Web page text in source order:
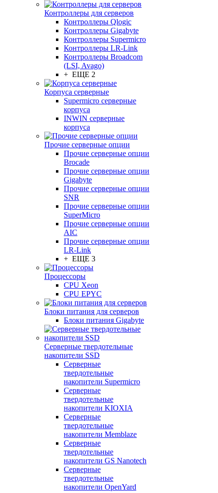
Контроллеры для серверов
Контроллеры Qlogic
Контроллеры Gigabyte
Контроллеры Supermicro
Контроллеры LR-Link
Контроллеры Broadcom
(LSI, Avago)
+ ЕЩЕ 2
Корпуса серверные
Supermicro серверные
корпуса
INWIN серверные
корпуса
Прочие серверные опции
Прочие серверные опции
Brocade
Прочие серверные опции
Gigabyte
Прочие серверные опции
SNR
Прочие серверные опции
SuperMicro
Прочие серверные опции
AIC
Прочие серверные опции
LR-Link
+ ЕЩЕ 3
Процессоры
CPU Xeon
CPU EPYC
Блоки питания для серверов
Блоки питания Gigabyte
Серверные твердотельные
накопители SSD
Cерверные
твердотельные
накопители Supermicro
Cерверные
твердотельные
накопители KIOXIA
Cерверные
твердотельные
накопители Memblaze
Cерверные
твердотельные
накопители GS Nanotech
Серверные
твердотельные
накопители OpenYard